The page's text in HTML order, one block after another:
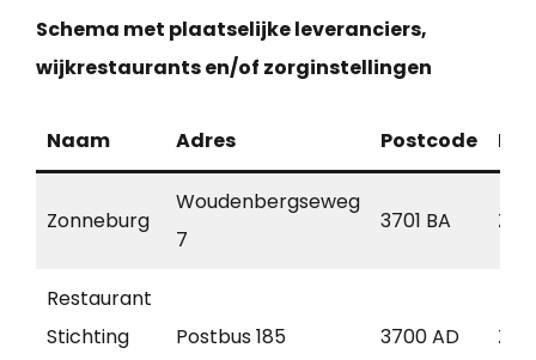
Schema met plaatselijke leveranciers,
wijkrestaurants en/of zorginstellingen
Naam Adres Postcode
Zonneburg
Woudenbergseweg
7
3701 BA
Restaurant
Stichting
Postbus 185 3700 AD